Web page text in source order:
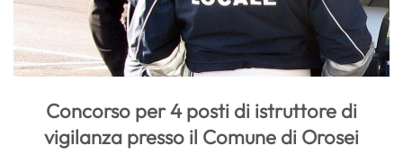
Concorso per 4 posti di istruttore di
vigilanza presso il Comune di Orosei